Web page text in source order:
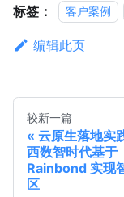
标签： 客户案例
编辑此页
较新一篇
云原生落地实
西数智时代基于
Rainbond 实现
区